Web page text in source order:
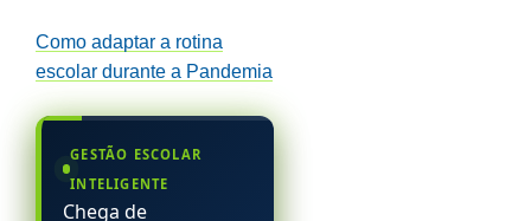
Como adaptar a rotina
escolar durante a Pandemia
GESTÃO ESCOLAR
INTELIGENTE
Chega de